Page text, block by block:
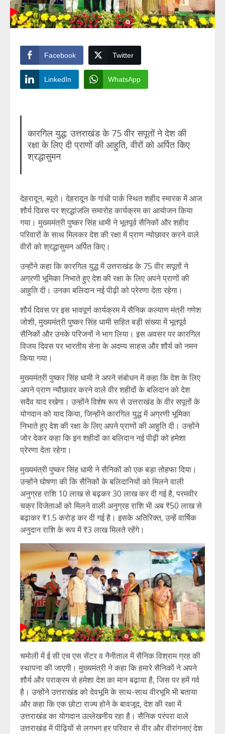
Facebook Twitter
LinkedIn WhatsApp
कारगिल युद्ध: उत्तराखंड के 75 वीर सपूतों ने देश की
रक्षा के लिए दी प्राणों की आहुति, वीरों को अर्पित किए
श्रद्धासुमन
देहरादून, ब्यूरो। देहरादून के गांधी पार्क स्थित शहीद स्मारक में आज
शौर्य दिवस पर श्रद्धांजलि समारोह कार्यक्रम का आयोजन किया
गया। मुख्यमंत्री पुष्कर सिंह धामी ने भूतपूर्व सैनिकों और शहीद
परिवारों के साथ मिलकर देश की रक्षा में प्राण न्योछावर करने वाले
वीरों को श्रद्धासुमन अर्पित किए।
उन्होंने कहा कि कारगिल युद्ध में उत्तराखंड के 75 वीर सपूतों ने
अग्रणी भूमिका निभाते हुए देश की रक्षा के लिए अपने प्राणों की
आहुति दी। उनका बलिदान नई पीढ़ी को प्रेरणा देता रहेगा।
शौर्य दिवस पर इस भावपूर्ण कार्यक्रम में सैनिक कल्याण मंत्री गणेश
जोशी, मुख्यमंत्री पुष्कर सिंह धामी सहित बड़ी संख्या में भूतपूर्व
सैनिकों और उनके परिजनों ने भाग लिया। इस अवसर पर कारगिल
विजय दिवस पर भारतीय सेना के अदम्य साहस और शौर्य को नमन
किया गया।
मुख्यमंत्री पुष्कर सिंह धामी ने अपने संबोधन में कहा कि देश के लिए
अपने प्राण न्यौछावर करने वाले वीर शहीदों के बलिदान को देश
सदैव याद रखेगा। उन्होंने विशेष रूप से उत्तराखंड के वीर सपूतों के
योगदान को याद किया, जिन्होंने कारगिल युद्ध में अग्रणी भूमिका
निभाते हुए देश की रक्षा के लिए अपने प्राणों की आहुति दी। उन्होंने
जोर देकर कहा कि इन शहीदों का बलिदान नई पीढ़ी को हमेशा
प्रेरणा देता रहेगा।
मुख्यमंत्री पुष्कर सिंह धामी ने सैनिकों को एक बड़ा तोहफा दिया।
उन्होंने घोषणा की कि सैनिकों के बलिदानियों को मिलने वाली
अनुग्रह राशि 10 लाख से बढ़कर 30 लाख कर दी गई है, परमवीर
चक्र विजेताओं को मिलने वाली अनुग्रह राशि भी अब ₹50 लाख से
बढ़ाकर ₹1.5 करोड़ कर दी गई है। इसके अतिरिक्त, उन्हें वार्षिक
अनुदान राशि के रूप में ₹3 लाख मिलते रहेंगे।
चमोली में ई सी एच एस सेंटर व नैनीताल में सैनिक विश्राम ग्रह की
स्थापना की जाएगी। मुख्यमंत्री ने कहा कि हमारे सैनिकों ने अपने
शौर्य और पराक्रम से हमेशा देश का मान बढ़ाया है, जिस पर हमें गर्व
है। उन्होंने उत्तराखंड को देवभूमि के साथ-साथ वीरभूमि भी बताया
और कहा कि एक छोटा राज्य होने के बावजूद, देश की रक्षा में
उत्तराखंड का योगदान उल्लेखनीय रहा है। सैनिक परंपरा वाले
उत्तराखंड में पीढ़ियों से लगभग हर परिवार से वीर और वीरांगनाएं देश